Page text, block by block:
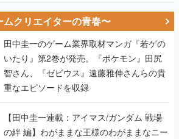
クリエイターの青春〜
田中圭一のゲーム業界取材マンガ『若ゲの
いたり』第2巻が発売。『ポケモン』田尻
智さん、『ゼビウス』遠藤雅伸さんらの貴
重なエピソードを収録
【田中圭一連載：アイマス/ガンダム 戦場
の絆 編】わがままな王様のわがままなニー